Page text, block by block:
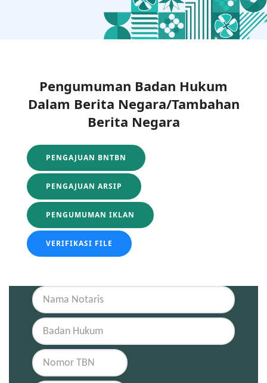
Pengumuman Badan Hukum
Dalam Berita Negara/Tambahan
Berita Negara
PENGAJUAN BNTBN
PENGAJUAN ARSIP
PENGUMUMAN IKLAN
VERIFIKASI FILE